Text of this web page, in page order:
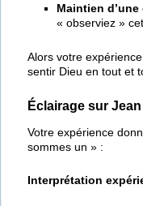
Maintien
« observiez »
Alors votre
sentir Dieu en tout et
Éclairage sur
Votre expérience
sommes un » :
Interprétation